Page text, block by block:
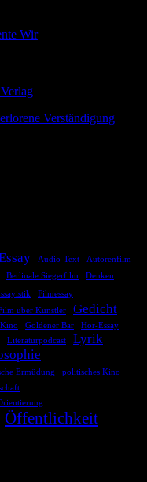
Wir
Verständigung
Audio-Text
Autorenfilm
Berlinale Siegerfilm Denken
Filmessay
über Künstler Gedicht
Goldener Bär
Hör-Essay
Literaturpodcast
Lyrik
Ermüdung politisches Kino
Öffentlichkeit